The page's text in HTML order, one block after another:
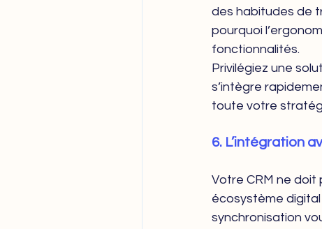
des habitudes de
pourquoi
fonctionnalités.
Privilégiez une
s’intègre
toute votre
6. L’intégration
Votre CRM ne doit
écosystème digital
synchronisation